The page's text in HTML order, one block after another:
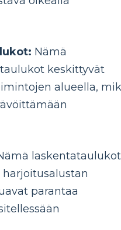
Nämä
keskittyvät
alueella,
laskentataulukot
parantaa